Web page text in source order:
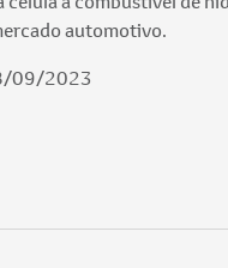
automotivo.
09/2023